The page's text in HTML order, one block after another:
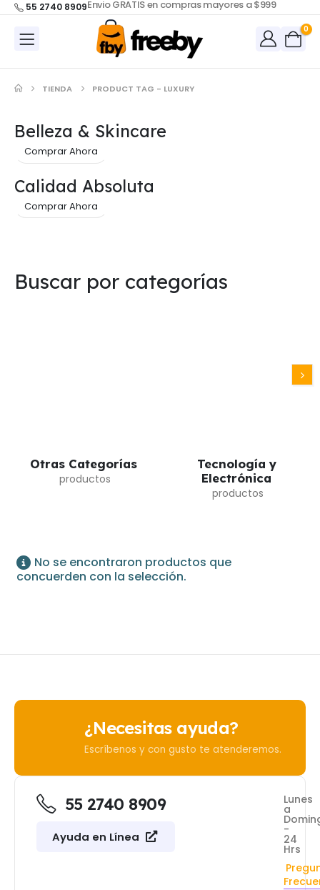
55 2740 8909Envio GRATIS en compras mayores a $999
0
TIENDA PRODUCT TAG - LUXURY
Belleza & Skincare
Comprar Ahora
Calidad Absoluta
Comprar Ahora
Buscar por categorías
Otras Categorías
Tecnología y
Electrónica
No se encontraron productos que
concuerden con la selección.
¿Necesitas ayuda?
Escríbenos y con gusto te atenderemos.
55 2740 8909
Ayuda en Línea
Lunes
a
-
24
Hrs